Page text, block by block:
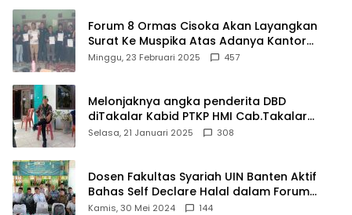
Forum 8 Ormas Cisoka Akan Layangkan
Surat Ke Muspika Atas Adanya Kantor
Matel di Cisoka
Minggu, 23 Februari 2025 457
Melonjaknya angka penderita DBD
diTakalar Kabid PTKP HMI Cab.Takalar
angkat bicara
Selasa, 21 Januari 2025 308
Dosen Fakultas Syariah UIN Banten Aktif
Bahas Self Declare Halal dalam Forum
Ijtima Ulama MUI
Kamis, 30 Mei 2024 144